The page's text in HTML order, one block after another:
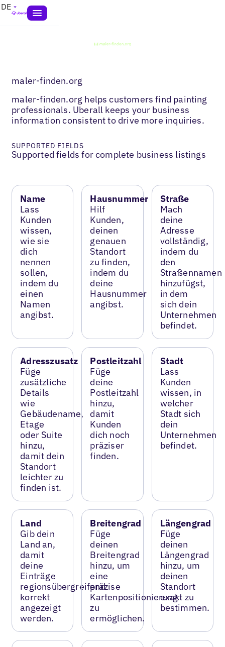
DE
maler-finden.org
maler-finden.org helps customers find painting
professionals. Uberall keeps your business
information consistent to drive more inquiries.
SUPPORTED FIELDS
Supported fields for complete business listings
Name
Lass
Kunden
wissen,
wie sie
dich
nennen
sollen,
indem du
einen
Namen
angibst.
Hausnummer
Hilf
Kunden,
deinen
genauen
Standort
zu finden,
indem du
deine
Hausnummer
angibst.
Straße
Mach
deine
Adresse
vollständig,
indem du
den
Straßennamen
hinzufügst,
in dem
sich dein
Unternehmen
befindet.
Adresszusatz
Füge
zusätzliche
Details
wie
Gebäudename,
Etage
oder Suite
hinzu,
damit dein
Standort
leichter zu
finden ist.
Postleitzahl
Füge
deine
Postleitzahl
hinzu,
damit
Kunden
dich noch
präziser
finden.
Stadt
Lass
Kunden
wissen, in
welcher
Stadt sich
dein
Unternehmen
befindet.
Land
Gib dein
Land an,
damit
deine
Einträge
regionsübergreifend
korrekt
angezeigt
werden.
Breitengrad
Füge
deinen
Breitengrad
hinzu, um
eine
präzise
Kartenpositionierung
zu
ermöglichen.
Längengrad
Füge
deinen
Längengrad
hinzu, um
deinen
Standort
exakt zu
bestimmen.